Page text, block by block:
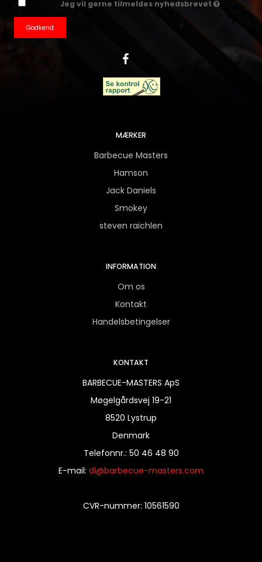
Jeg vil gerne tilmeldes nyhedsbrevet
Godkend
MÆRKER
Barbecue Masters
Hamson
Jack Daniels
Smokey
steven raichlen
INFORMATION
Om os
Kontakt
Handelsbetingelser
KONTAKT
BARBECUE-MASTERS ApS
Møgelgårdsvej 19-21
8520 Lystrup
Denmark
Telefonnr.: 50 46 48 90
E-mail: dl@barbecue-masters.com
CVR-nummer: 10561590